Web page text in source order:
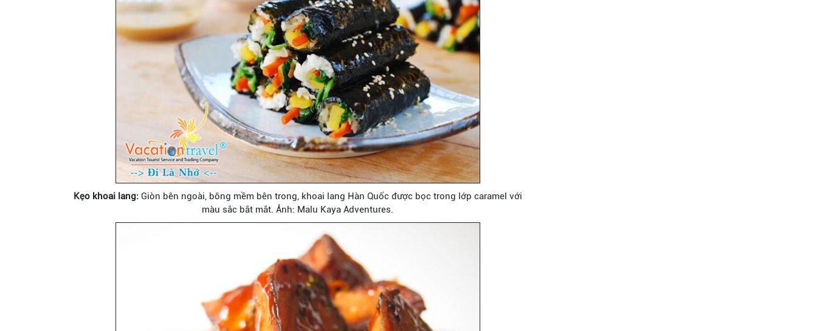
Kẹo khoai lang:Giòn bên ngoài, bông mềm bên trong, khoai lang Hàn Quốc được bọc trong lớp caramel với
màu sắc bắt mắt. Ảnh: Malu Kaya Adventures.